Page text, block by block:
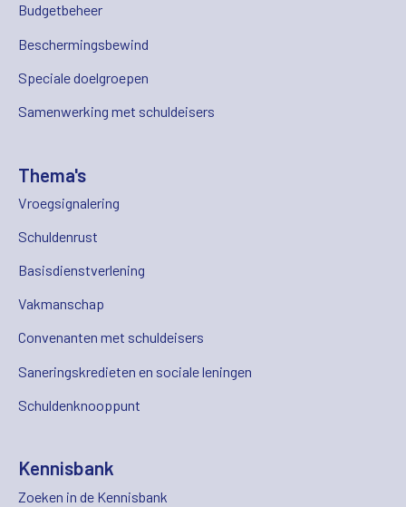
Budgetbeheer
Beschermingsbewind
Speciale doelgroepen
Samenwerking met schuldeisers
Thema's
Vroegsignalering
Schuldenrust
Basisdienstverlening
Vakmanschap
Convenanten met schuldeisers
Saneringskredieten en sociale leningen
Schuldenknooppunt
Kennisbank
Zoeken in de Kennisbank